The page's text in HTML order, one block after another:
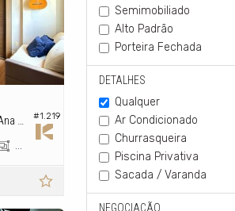
Semimobiliado
Alto Padrão
Porteira Fechada
DETALHES
Qualquer
Ar Condicionado
Churrasqueira
Piscina Privativa
Sacada / Varanda
NEGOCIAÇÃO
#1.219
Cobertura Duplex no Edifício Ana Bello
104,